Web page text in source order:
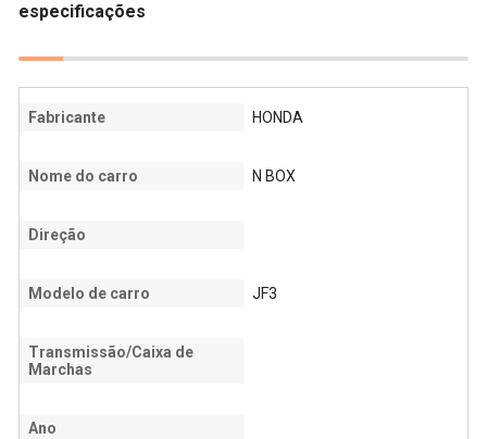
especificações
Fabricante HONDA
Nome do carro N BOX
Direção
Modelo de carro JF3
Transmissão/Caixa de
Marchas
Ano